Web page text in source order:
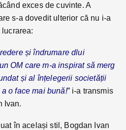
exces de cuvinte. A
s-a dovedit ulterior că nu i-a
și îndrumare dlui
OM care m-a inspirat să merg
și al înțelegerii societății
o face mai bună!” i-a transmis
Ivan.
în același stil, Bogdan Ivan